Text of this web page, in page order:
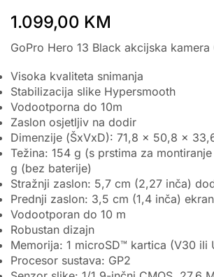
1.099,00 KM
GoPro Hero 13 Black akcijska kamera
Visoka kvaliteta snimanja
Stabilizacija slike Hypersmooth
Vodootporna do 10m
Zaslon osjetljiv na dodir
Dimenzije (ŠxVxD): 71,8 × 50,8 ×
Težina: 154 g (s prstima za
g (bez baterije)
Stražnji zaslon: 5,7 cm (2,27 inča)
Prednji zaslon: 3,5 cm (1,4 inča)
Vodootporan do 10 m
Robustan dizajn
Memorija: 1 microSD™ kartica (V30 ili
Procesor sustava: GP2